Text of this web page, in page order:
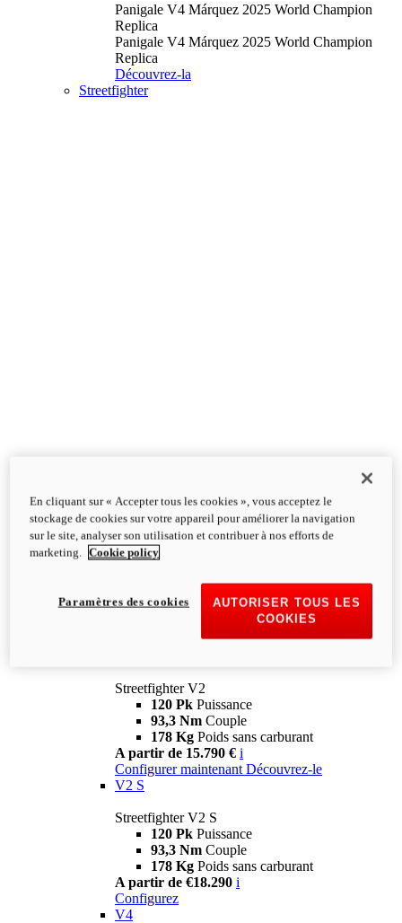
Panigale V4 Márquez 2025 World Champion
Replica
Panigale V4 Márquez 2025 World Champion
Replica
Découvrez-la
Streetfighter
Streetfighter V2
120 Pk Puissance
93,3 Nm Couple
178 Kg Poids sans carburant
A partir de 15.790 € i
Configurer maintenant Découvrez-le
V2 S
Streetfighter V2 S
120 Pk Puissance
93,3 Nm Couple
178 Kg Poids sans carburant
A partir de €18.290 i
Configurez
V4
En cliquant sur « Accepter tous les cookies », vous acceptez le
stockage de cookies sur votre appareil pour améliorer la navigation
sur le site, analyser son utilisation et contribuer à nos efforts de
marketing.
Cookie policy
AUTORISER TOUS LES
COOKIES
Paramètres des cookies